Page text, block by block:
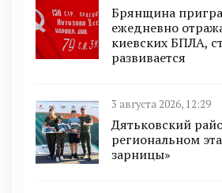
Брянщина
ежедневно
киевских БПЛА,
развивается
3 августа 2026, 12:29
Дятьковский
региональном
зарницы»